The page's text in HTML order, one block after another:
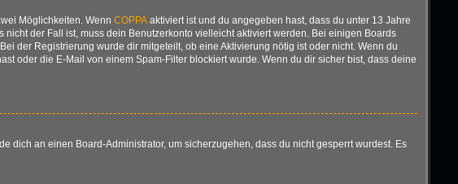
Möglichkeiten. Wenn COPPAaktiviert ist und du angegeben hast, dass du unter 13 Jahre
der Fall ist, muss dein Benutzerkonto vielleicht aktiviert werden. Bei einigen Boards
der Registrierung wurde dir mitgeteilt, ob eine Aktivierung nötig ist oder nicht. Wenn du
oder die E-Mail von einem Spam-Filter blockiert wurde. Wenn du dir sicher bist, dass deine
dich an einen Board-Administrator, um sicherzugehen, dass du nicht gesperrt wurdest. Es